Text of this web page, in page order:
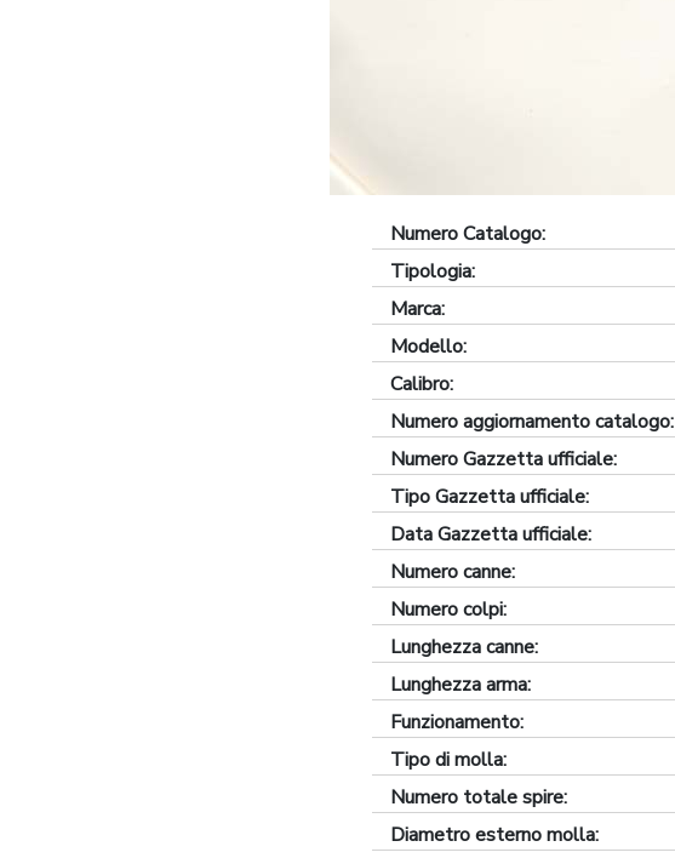
Numero Catalogo:
Tipologia:
Marca:
Modello:
Calibro:
Numero aggiornamento catalogo:
Numero Gazzetta ufficiale:
Tipo Gazzetta ufficiale:
Data Gazzetta ufficiale:
Numero canne:
Numero colpi:
Lunghezza canne:
Lunghezza arma:
Funzionamento:
Tipo di molla:
Numero totale spire:
Diametro esterno molla: